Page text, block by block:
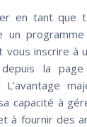
en tant que
un
vous inscrire à
la page
L’avantage
capacité à
à fournir des